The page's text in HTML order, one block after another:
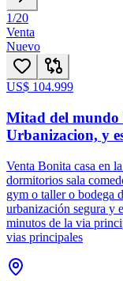
1/20
Venta
Nuevo
US$ 104.999
Mitad del mundo
Urbanizacion, y
Venta Bonita casa en
dormitorios sala
gym o taller o bodega
urbanización segura y
minutos de la via
vias principales